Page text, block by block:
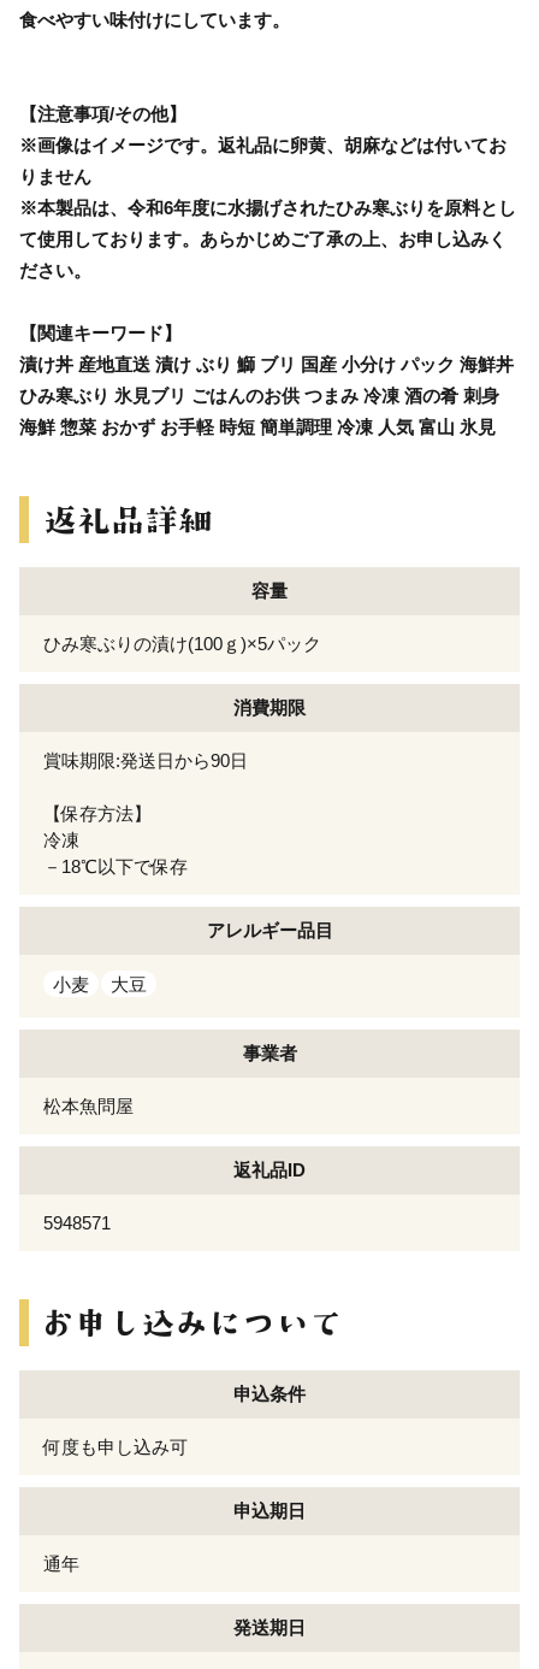
食べやすい味付けにしています。
【注意事項/その他】
※画像はイメージです。返礼品に卵黄、胡麻などは付いてお
りません
※本製品は、令和6年度に水揚げされたひみ寒ぶりを原料とし
て使用しております。あらかじめご了承の上、お申し込みく
ださい。
【関連キーワード】
漬け丼 産地直送 漬け ぶり 鰤 ブリ 国産 小分け パック 海鮮丼
ひみ寒ぶり 氷見ブリ ごはんのお供 つまみ 冷凍 酒の肴 刺身
海鮮 惣菜 おかず お手軽 時短 簡単調理 冷凍 人気 富山 氷見
容量
ひみ寒ぶりの漬け(100ｇ)×5パック
消費期限
賞味期限:発送日から90日
【保存方法】
冷凍
－18℃以下で保存
アレルギー品目
小麦 大豆
事業者
松本魚問屋
返礼品ID
5948571
申込条件
何度も申し込み可
申込期日
通年
発送期日